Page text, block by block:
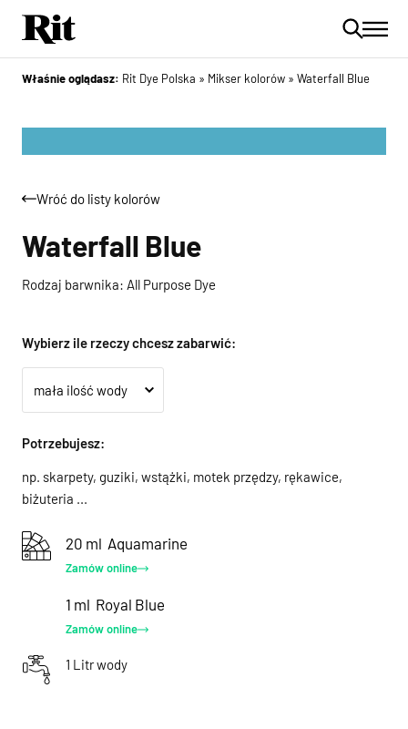
Właśnie oglądasz: Rit Dye Polska » Mikser kolorów » Waterfall Blue
Wróć do listy kolorów
Waterfall Blue
Rodzaj barwnika: All Purpose Dye
Wybierz ile rzeczy chcesz zabarwić:
Potrzebujesz:
np. skarpety, guziki, wstążki, motek przędzy, rękawice,
biżuteria ...
20 ml Aquamarine
Zamów online
1 ml Royal Blue
Zamów online
1 Litr wody